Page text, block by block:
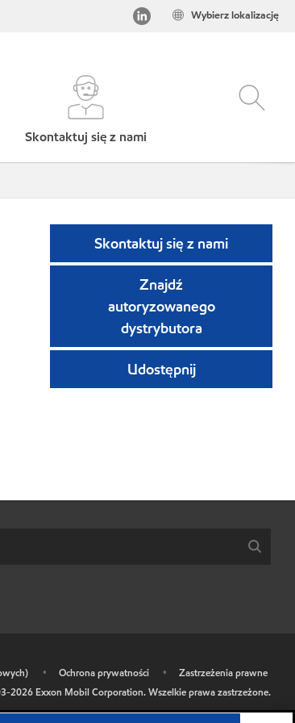
Wybierz lokalizację
Skontaktuj się z nami
Skontaktuj się z nami
Znajdź
autoryzowanego
dystrybutora
Udostępnij
• Ochrona prywatności •
Zastrzeżenia prawne
2026 Exxon Mobil Corporation. Wszelkie prawa zastrzeżone.